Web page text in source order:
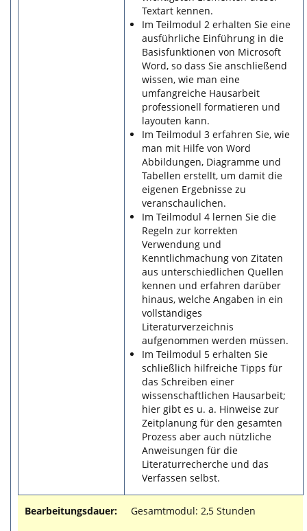
Textart kennen.
Im Teilmodul 2 erhalten Sie eine
ausführliche Einführung in die
Basisfunktionen von Microsoft
Word, so dass Sie anschließend
wissen, wie man eine
umfangreiche Hausarbeit
professionell formatieren und
layouten kann.
Im Teilmodul 3 erfahren Sie, wie
man mit Hilfe von Word
Abbildungen, Diagramme und
Tabellen erstellt, um damit die
eigenen Ergebnisse zu
veranschaulichen.
Im Teilmodul 4 lernen Sie die
Regeln zur korrekten
Verwendung und
Kenntlichmachung von Zitaten
aus unterschiedlichen Quellen
kennen und erfahren darüber
hinaus, welche Angaben in ein
vollständiges
Literaturverzeichnis
aufgenommen werden müssen.
Im Teilmodul 5 erhalten Sie
schließlich hilfreiche Tipps für
das Schreiben einer
wissenschaftlichen Hausarbeit;
hier gibt es u. a. Hinweise zur
Zeitplanung für den gesamten
Prozess aber auch nützliche
Anweisungen für die
Literaturrecherche und das
Verfassen selbst.
Bearbeitungsdauer: Gesamtmodul: 2,5 Stunden